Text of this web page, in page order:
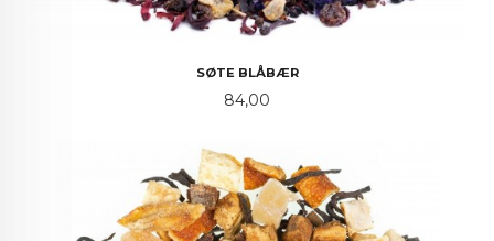
SØTE BLÅBÆR
Pris
84,00